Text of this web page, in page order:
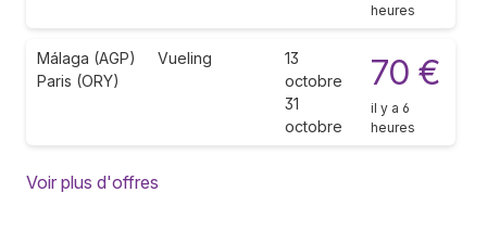
heures
Málaga (AGP)
Paris (ORY)
Vueling
13
octobre
31
octobre
70 €
il y a 6
heures
Voir plus d'offres